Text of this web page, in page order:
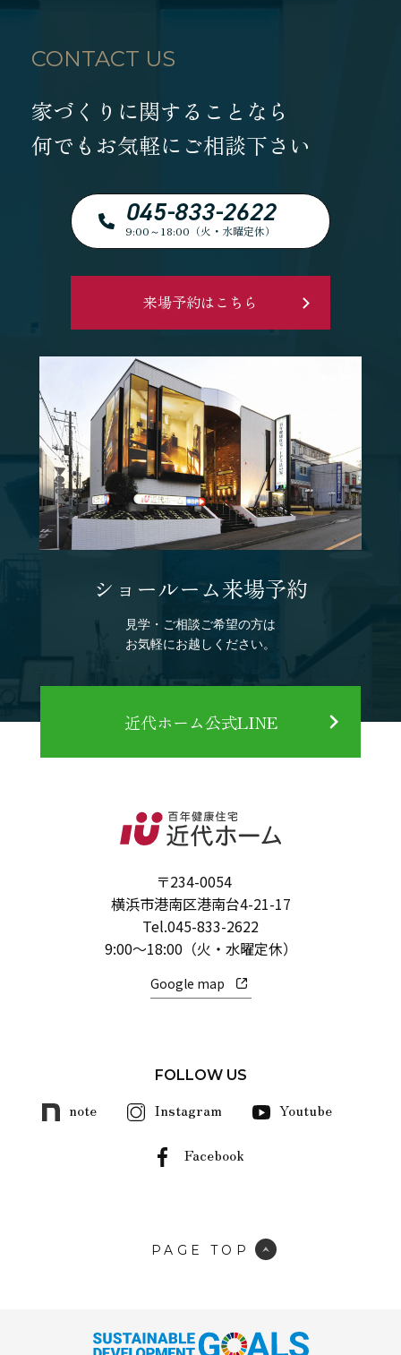
CONTACT US
家づくりに関することなら
何でもお気軽にご相談下さい
045-833-2622
9:00～18:00（火・水曜定休）
来場予約はこちら
ショールーム来場予約
見学・ご相談ご希望の方は
お気軽にお越しください。
近代ホーム公式LINE
〒234-0054
横浜市港南区港南台4-21-17
Tel.045-833-2622
9:00～18:00（火・水曜定休）
Google map
FOLLOW US
note Instagram Youtube
Facebook
PAGE TOP